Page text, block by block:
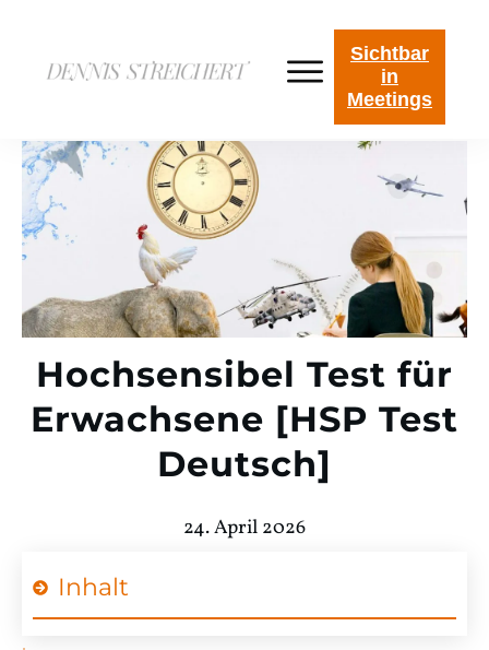
Sichtbar
in
Meetings
Hochsensibel Test für
Erwachsene [HSP Test
Deutsch]
24. April 2026
Inhalt